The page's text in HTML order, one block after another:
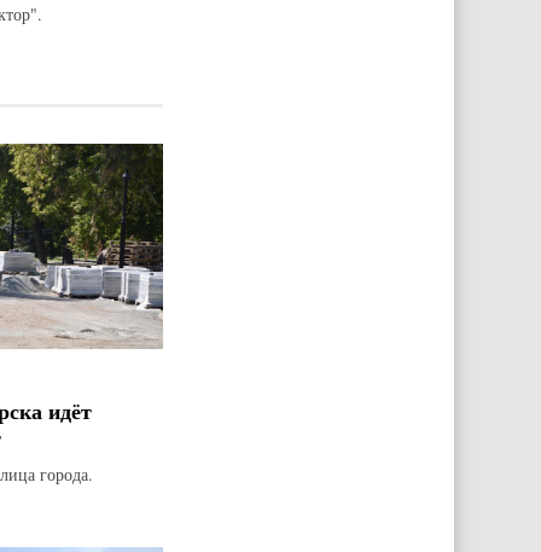
идёт
города.